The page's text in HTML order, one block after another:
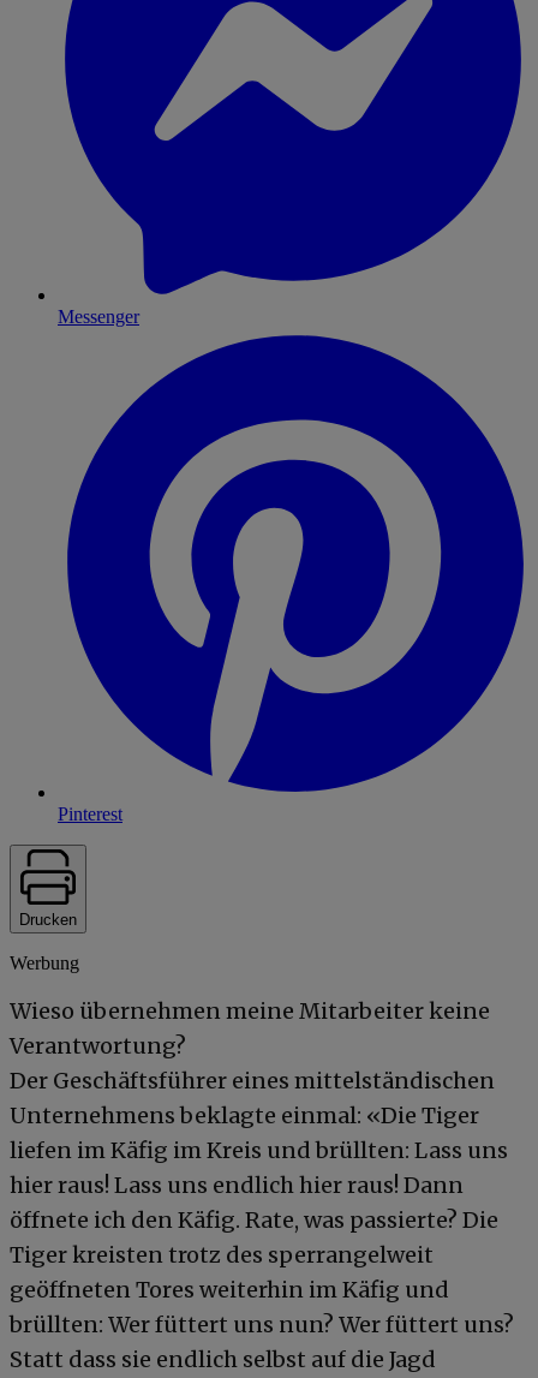
Messenger
Pinterest
Drucken
Werbung
Wieso übernehmen meine Mitarbeiter keine
Verantwortung?
Der Geschäftsführer eines mittelständischen
Unternehmens beklagte einmal: «Die Tiger
liefen im Käfig im Kreis und brüllten: Lass uns
hier raus! Lass uns endlich hier raus! Dann
öffnete ich den Käfig. Rate, was passierte? Die
Tiger kreisten trotz des sperrangelweit
geöffneten Tores weiterhin im Käfig und
brüllten: Wer füttert uns nun? Wer füttert uns?
Statt dass sie endlich selbst auf die Jagd